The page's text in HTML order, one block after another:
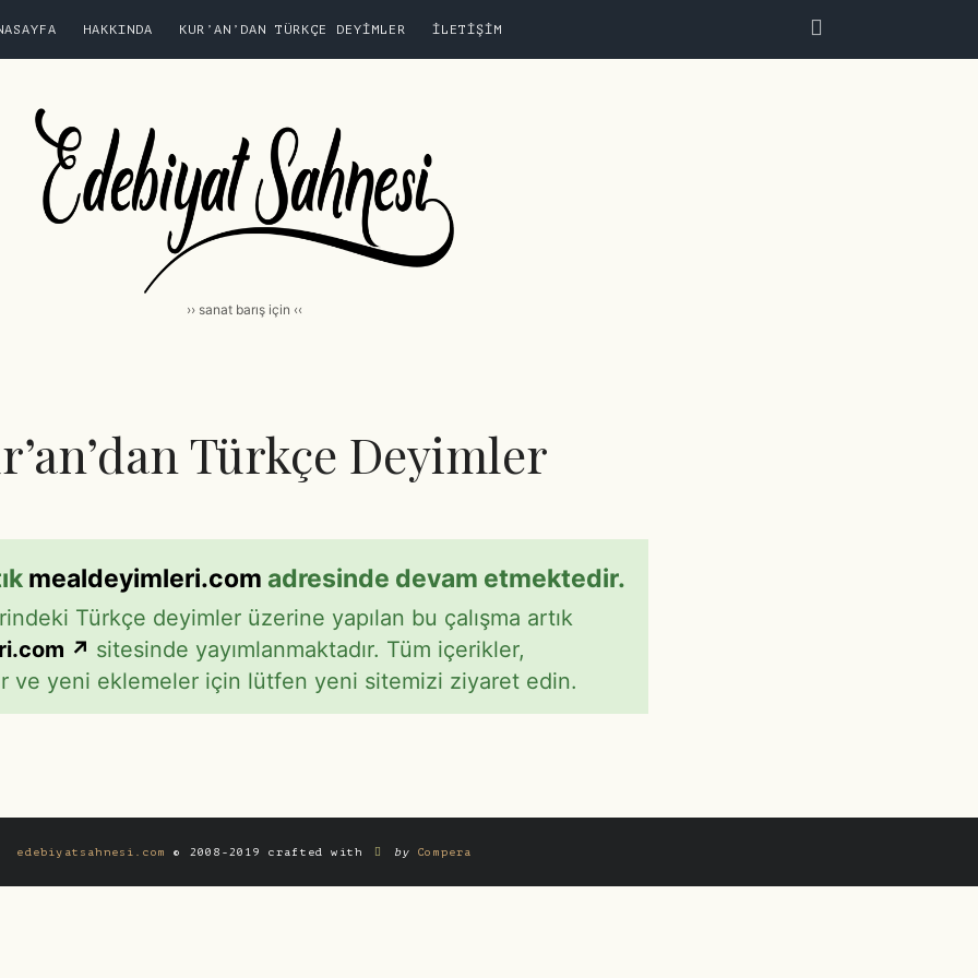
HAKKINDA KUR’AN’DAN TÜRKÇE DEYIMLER İLETIŞIM
›› sanat barış için ‹‹
Türkçe Deyimler
mealdeyimleri.com adresinde devam etmektedir.
Türkçe deyimler üzerine yapılan bu çalışma artık
↗ sitesinde yayımlanmaktadır. Tüm içerikler,
ve yeni eklemeler için lütfen yeni sitemizi ziyaret edin.
edebiyatsahnesi.com © 2008-2019 crafted with by Compera